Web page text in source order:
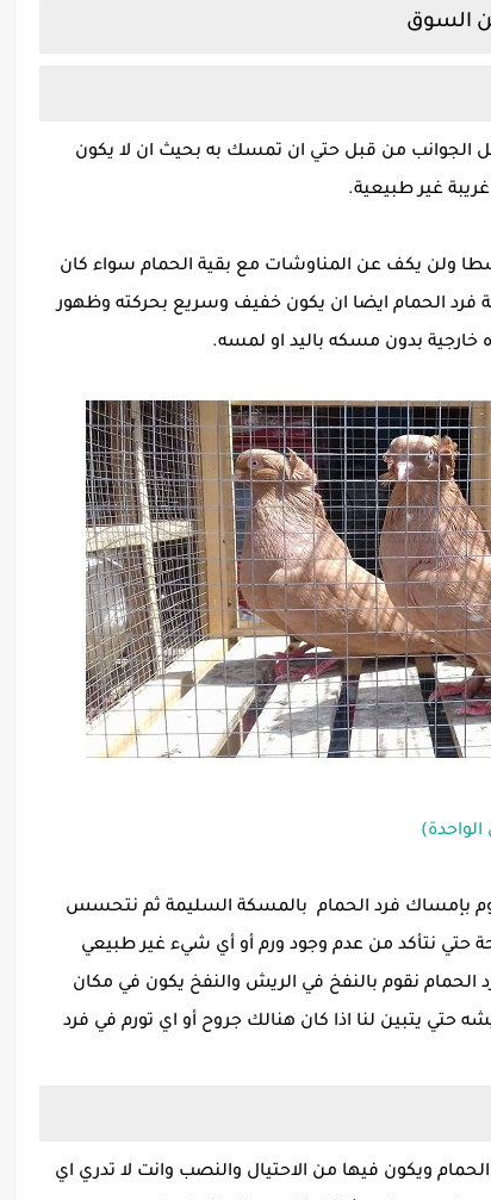
السوق
الجوانب من قبل حتي ان تمسك به بحيث ان لا يكون
غير طبيعية.
ولن يكف عن المناوشات مع بقية الحمام سواء كان
فرد الحمام ايضا ان يكون خفيف وسريع بحركته وظهور
خارجية بدون مسكه باليد او لمسه.
بإمساك فرد الحمام بالمسكة السليمة ثم نتحسس
حتي نتأكد من عدم وجود ورم أو أي شيء غير طبيعي
نقوم بالنفخ في الريش والنفخ يكون في مكان
يتبين لنا اذا كان هنالك جروح أو اي تورم في فرد
ويكون فيها من الاحتيال والنصب وانت لا تدري اي